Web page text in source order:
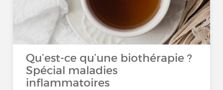
Qu’est-ce qu’une biothérapie ?
Spécial maladies
inflammatoires